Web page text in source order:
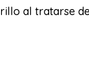
al tratarse